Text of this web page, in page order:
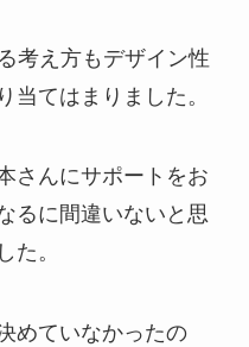
考え方もデザイン性
当てはまりました。
さんにサポートをお
るに間違いないと思
た。
めていなかったの